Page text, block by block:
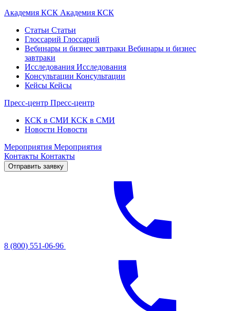
Академия КСК Академия КСК
Статьи Статьи
Глоссарий Глоссарий
Вебинары и бизнес завтраки Вебинары и бизнес
завтраки
Исследования Исследования
Консультации Консультации
Кейсы Кейсы
Пресс-центр Пресс-центр
КСК в СМИ КСК в СМИ
Новости Новости
Мероприятия Мероприятия
Контакты Контакты
Отправить заявку
8 (800) 551-06-96